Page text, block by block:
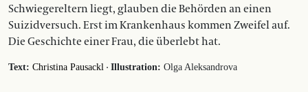
Schwiegereltern liegt, glauben die Behörden an einen
Suizidversuch. Erst im Krankenhaus kommen Zweifel auf.
Die Geschichte einer Frau, die überlebt hat.
Text: Christina Pausackl · Illustration: Olga Aleksandrova